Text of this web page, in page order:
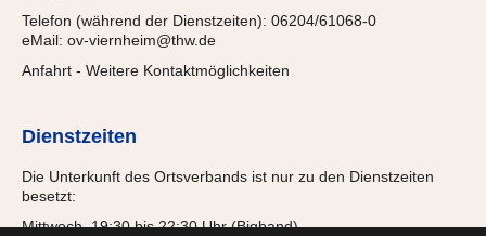
Telefon (während der Dienstzeiten): 06204/61068-0
eMail: ov-viernheim@thw.de
Anfahrt - Weitere Kontaktmöglichkeiten
Dienstzeiten
Die Unterkunft des Ortsverbands ist nur zu den Dienstzeiten
besetzt:
Mittwoch, 19:30 bis 22:30 Uhr (Bigband)